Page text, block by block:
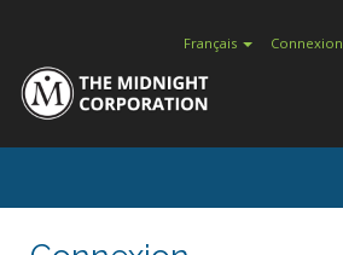
Français Connexion